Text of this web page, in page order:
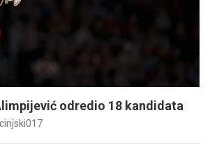
odredio 18 kandidata